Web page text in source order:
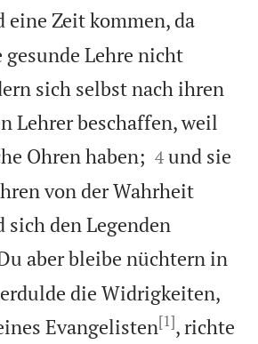
eine Zeit kommen, da
gesunde Lehre nicht
sich selbst nach ihren
Lehrer beschaffen, weil
Ohren haben; 

4 und sie
von der Wahrheit
sich den Legenden
aber bleibe nüchtern in
die Widrigkeiten,
Evangelisten[1], richte